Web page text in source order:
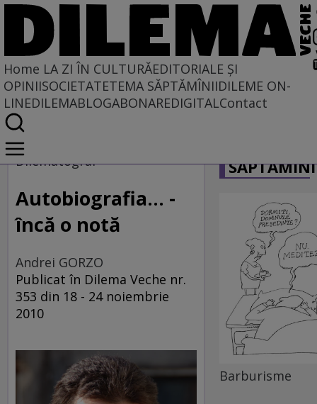
Home LA ZI ÎN CULTURĂEDITORIALE ȘI
OPINIISOCIETATETEMA SĂPTĂMÎNIIDILEME ON-
LINEDILEMABLOGABONAREDIGITALContact
Home
La zi în cultură
Dilematograf
Autobiografia... -
încă o notă
Andrei GORZO
Publicat în Dilema Veche nr.
353 din 18 - 24 noiembrie
2010
Barburisme